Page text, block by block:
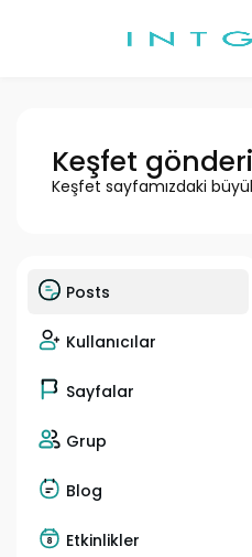
Keşfet
Keşfet sayfamızdaki
Posts
Kullanıcılar
Sayfalar
Grup
Blog
Etkinlikler